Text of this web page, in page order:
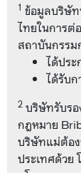
1 ข้อมูลบริษัท
ไทยในการต่
สถาบันกรร
ได้ปร
ได้รับ
2 บริษัทรับร
กฎหมาย
บริษัทแม่ต้อ
ประเทศด้วย